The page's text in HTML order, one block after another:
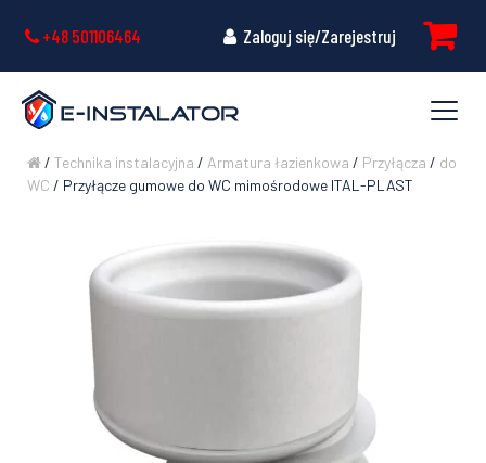
+48 501106464 Zaloguj się/Zarejestruj
/ Technika instalacyjna / Armatura łazienkowa / Przyłącza / do
WC / Przyłącze gumowe do WC mimośrodowe ITAL-PLAST